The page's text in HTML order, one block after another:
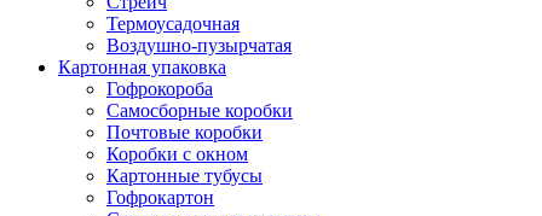
Термоусадочная
Воздушно-пузырчатая
Картонная упаковка
Гофрокороба
Самосборные коробки
Почтовые коробки
Коробки с окном
Картонные тубусы
Гофрокартон